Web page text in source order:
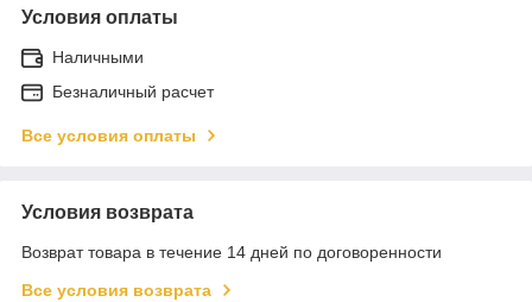
Условия оплаты
Наличными
Безналичный расчет
Все условия оплаты
Условия возврата
Возврат товара в течение 14 дней по договоренности
Все условия возврата